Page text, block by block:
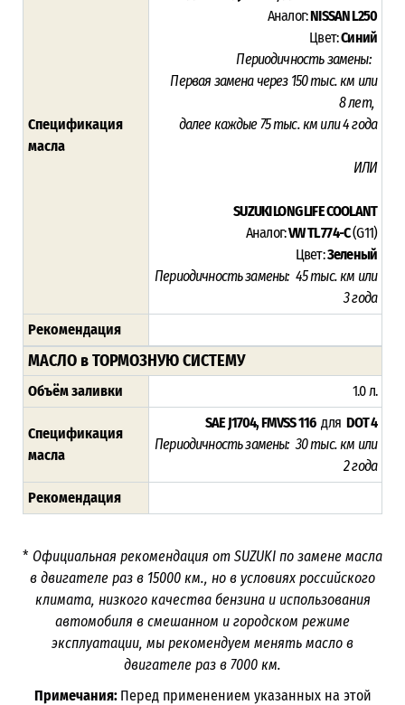
Спецификация
масла
Аналог:NISSAN L250
Цвет:Синий
Периодичность замены:
Первая замена через 150 тыс. км или
8лет,
далее каждые 75 тыс. км или 4 года
ИЛИ
SUZUKI LONG LIFE COOLANT
Аналог:VW TL 774-C(G11)
Цвет:Зеленый
Периодичность замены: 45тыс. км или
3года
Рекомендация
МАСЛО в ТОРМОЗНУЮ СИСТЕМУ
Объём заливки 1.0 л.
Спецификация
масла
SAE J1704, FMVSS 116дляDOT 4
Периодичность замены: 30 тыс. км или
2 года
Рекомендация
* Официальная рекомендация от SUZUKI по замене масла
в двигателе раз в 15000 км., но в условиях российского
климата, низкого качества бензина и использования
автомобиля в смешанном и городском режиме
эксплуатации, мы рекомендуем менять масло в
двигателе раз в 7000 км.
Примечания: Перед применением указанных на этой